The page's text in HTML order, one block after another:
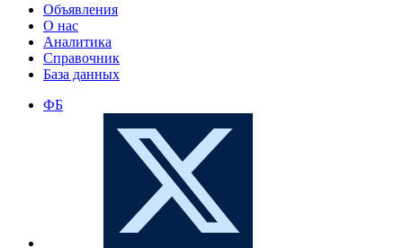
Объявления
О нас
Аналитика
Справочник
База данных
ФБ